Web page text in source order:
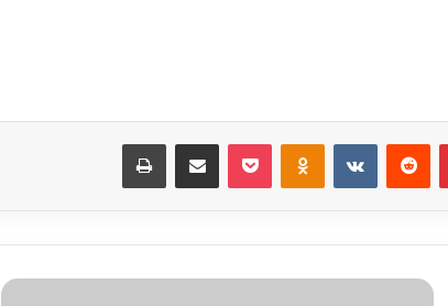
بينتيريست Odnoklassniki
‫Pocket مشاركة عبر البريد طباعة
همسة